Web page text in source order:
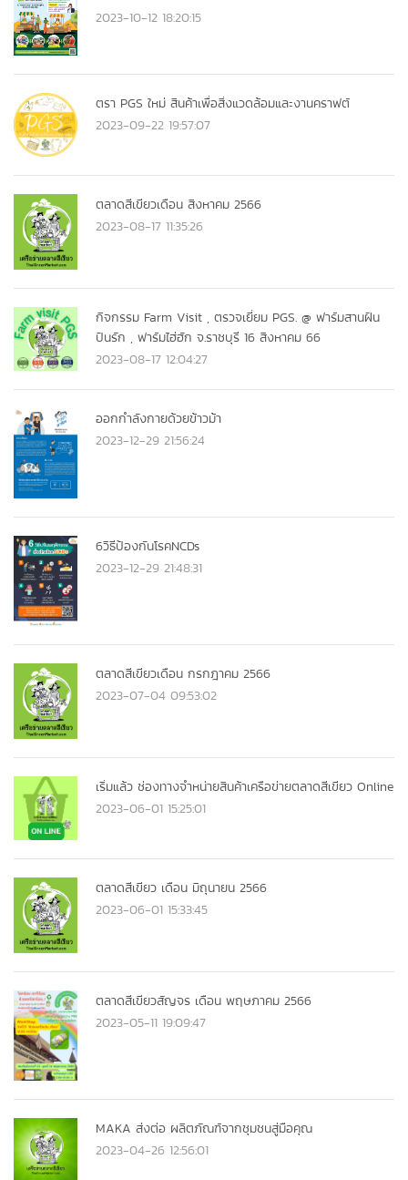
2023-10-12 18:20:15
ตรา PGS ใหม่ สินค้าเพื่อสิ่งแวดล้อมและงานคราฟต์
2023-09-22 19:57:07
ตลาดสีเขียวเดือน สิงหาคม 2566
2023-08-17 11:35:26
กิจกรรม Farm Visit , ตรวจเยี่ยม PGS. @ ฟาร์มสานฝัน
ปันรัก , ฟาร์มไฮ่ฮัก จ.ราชบุรี 16 สิงหาคม 66
2023-08-17 12:04:27
ออกกำลังกายด้วยข้าวม้า
2023-12-29 21:56:24
6วิธีป้องกันโรคNCDs
2023-12-29 21:48:31
ตลาดสีเขียวเดือน กรกฎาคม 2566
2023-07-04 09:53:02
เริ่มแล้ว ช่องทางจำหน่ายสินค้าเครือข่ายตลาดสีเขียว Online
2023-06-01 15:25:01
ตลาดสีเขียว เดือน มิถุนายน 2566
2023-06-01 15:33:45
ตลาดสีเขียวสัญจร เดือน พฤษภาคม 2566
2023-05-11 19:09:47
MAKA ส่งต่อ ผลิตภัณฑ์จากชุมชนสู่มือคุณ
2023-04-26 12:56:01